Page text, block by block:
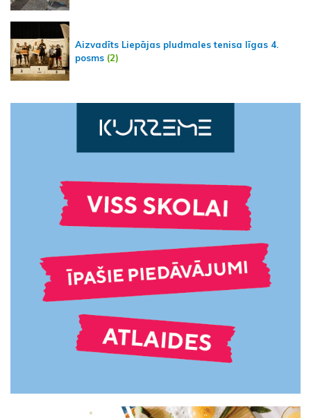
Aizvadīts Liepājas pludmales tenisa līgas 4.
posms (2)